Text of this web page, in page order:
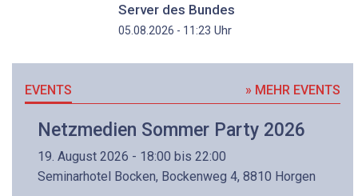
Server des Bundes
05.08.2026 - 11:23 Uhr
EVENTS » MEHR EVENTS
Netzmedien Sommer Party 2026
19. August 2026 - 18:00 bis 22:00
Seminarhotel Bocken, Bockenweg 4, 8810 Horgen